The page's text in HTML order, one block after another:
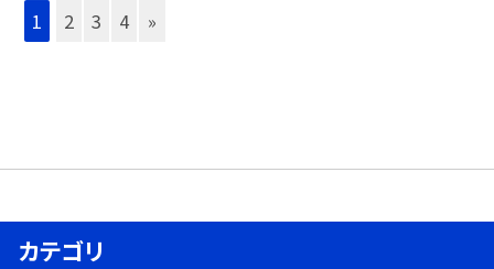
1 2 3 4 »
カテゴリ